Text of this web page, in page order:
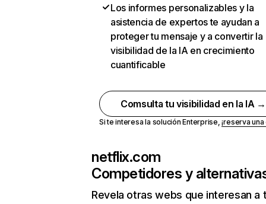
Los informes personalizables y la
asistencia de expertos te ayudan a
proteger tu mensaje y a convertir la
visibilidad de la IA en crecimiento
cuantificable
Comsulta tu visibilidad en la IA →
Si te interesa la solución Enterprise,¡reserva
netflix.com
Competidores y
Revela otras webs que interesan a